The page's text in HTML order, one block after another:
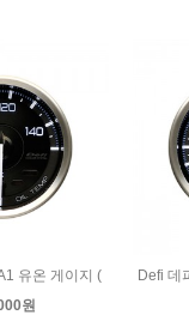
유온 게이지 (
원
Defi 데